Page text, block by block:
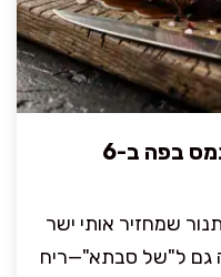
הנתח הממכר בתנור: רך ונמס בפה ב-6
שמחזיר אותי ישר
גם ל"של סבתא"—ריח